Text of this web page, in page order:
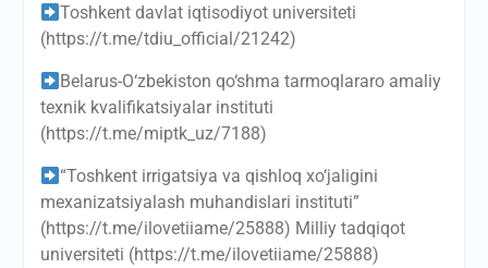
Toshkent davlat iqtisodiyot universiteti
(https://t.me/tdiu_official/21242)
Belarus-O‘zbekiston qo‘shma tarmoqlararo amaliy
texnik kvalifikatsiyalar instituti
(https://t.me/miptk_uz/7188)
“Toshkent irrigatsiya va qishloq xo‘jaligini
mexanizatsiyalash muhandislari instituti”
(https://t.me/ilovetiiame/25888) Milliy tadqiqot
universiteti (https://t.me/ilovetiiame/25888)